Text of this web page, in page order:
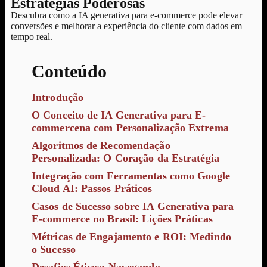
Descubra como a IA generativa para e-commerce pode elevar
conversões e melhorar a experiência do cliente com dados em
tempo real.
Conteúdo
Introdução
O Conceito de IA Generativa para E-
commercena com Personalização Extrema
Algoritmos de Recomendação
Personalizada: O Coração da Estratégia
Integração com Ferramentas como Google
Cloud AI: Passos Práticos
Casos de Sucesso sobre IA Generativa para
E-commerce no Brasil: Lições Práticas
Métricas de Engajamento e ROI: Medindo
o Sucesso